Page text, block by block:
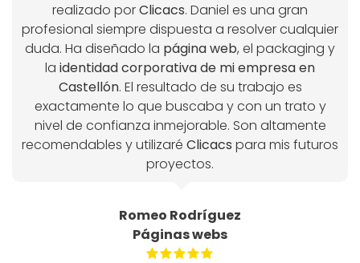
realizado porClicacs. Daniel es una gran
profesional siempre dispuesta a resolver cualquier
duda. Ha diseñado la página web, el packaging y
la identidad corporativa de mi empresa en
Castellón. El resultado de su trabajo es
exactamente lo que buscaba y con un trato y
nivel de confianza inmejorable. Son altamente
recomendables y utilizaré Clicacs para mis futuros
proyectos.
Romeo Rodríguez
Páginas webs